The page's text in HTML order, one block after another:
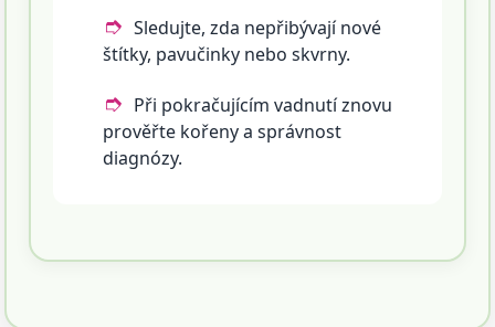
Sledujte, zda nepřibývají nové
štítky, pavučinky nebo skvrny.
Při pokračujícím vadnutí znovu
prověřte kořeny a správnost
diagnózy.